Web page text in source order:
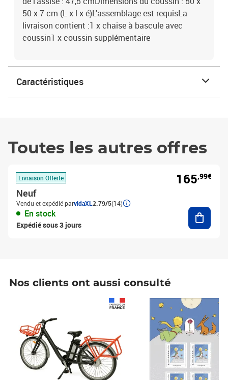
50 x 7 cm (L x l x é)L'assemblage est requisLa
livraison contient :1 x chaise à bascule avec
coussin1 x coussin supplémentaire
Caractéristiques
Toutes les autres offres
Livraison Offerte
Neuf
Vendu et expédié parvidaXL 2.79/5(14)
En stock
Expédié sous 3 jours
165,99€
Nos clients ont aussi consulté
Prix 7,50€